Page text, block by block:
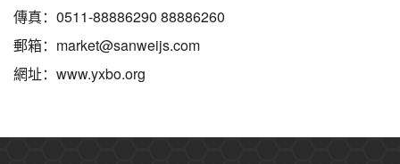
傳真：0511-88886290 88886260
郵箱：market@sanweijs.com
網址：www.yxbo.org